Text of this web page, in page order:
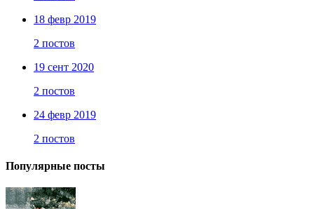
18 февр 2019
2 постов
19 сент 2020
2 постов
24 февр 2019
2 постов
Популярные посты